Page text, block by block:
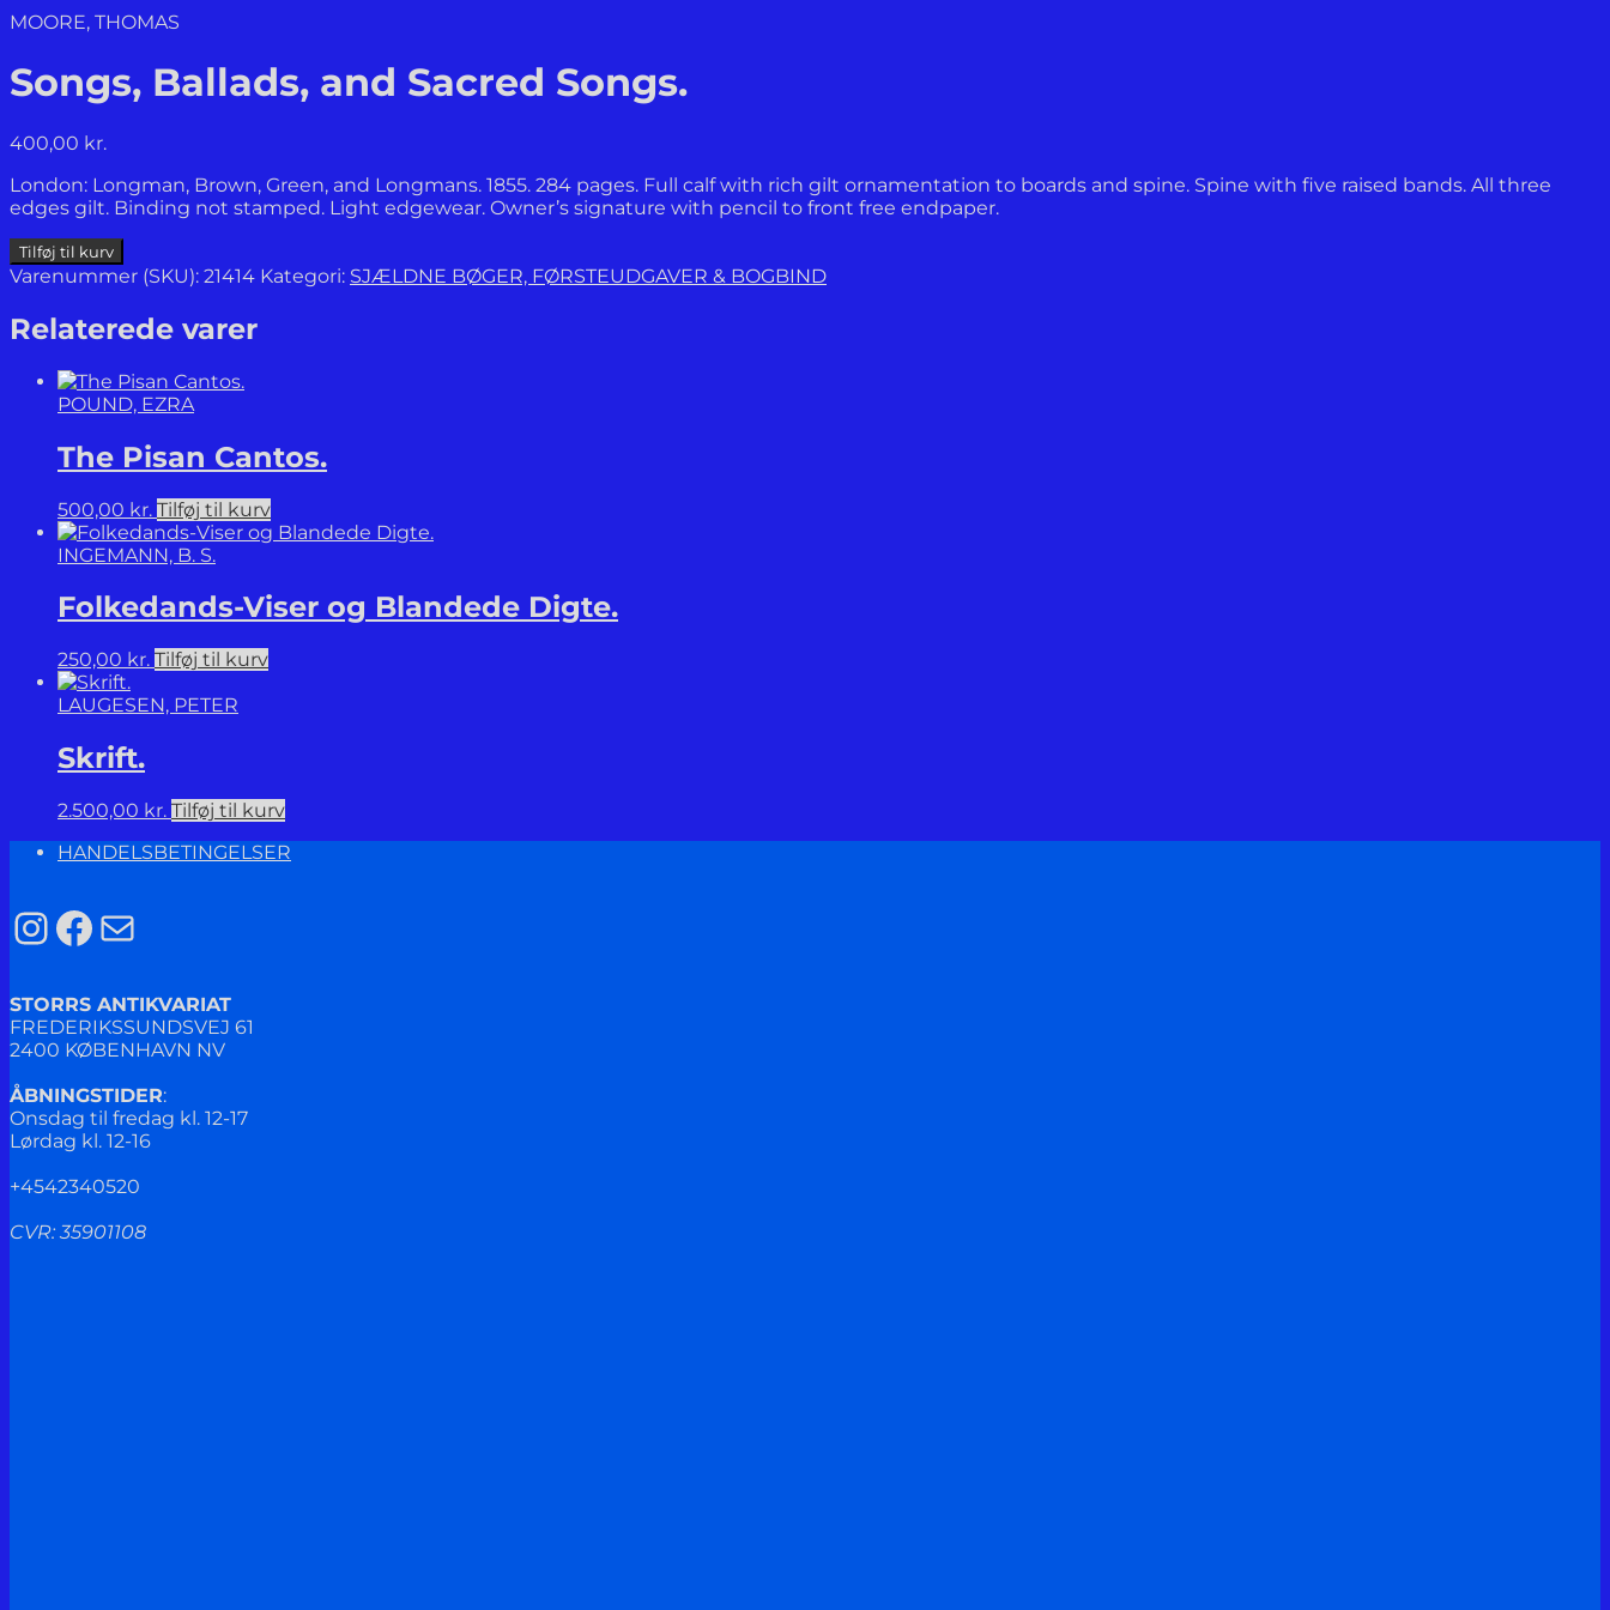
MOORE, THOMAS
Songs, Ballads, and Sacred Songs.
400,00 kr.
London: Longman, Brown, Green, and Longmans. 1855. 284 pages. Full calf with rich gilt ornamentation to boards and spine. Spine with five raised bands. All three
edges gilt. Binding not stamped. Light edgewear. Owner’s signature with pencil to front free endpaper.
Songs,
Ballads,
Sacred
Songs.
Tilføj til kurv
Varenummer (SKU): 21414 Kategori: SJÆLDNE BØGER, FØRSTEUDGAVER & BOGBIND
Relaterede varer
POUND, EZRA
The Pisan Cantos.
500,00 kr. Tilføj til kurv
INGEMANN, B. S.
Folkedands-Viser og Blandede Digte.
250,00 kr. Tilføj til kurv
LAUGESEN, PETER
Skrift.
2.500,00 kr. Tilføj til kurv
HANDELSBETINGELSER
Instagram
Facebook
Mail
STORRS ANTIKVARIAT
FREDERIKSSUNDSVEJ 61
2400 KØBENHAVN NV
ÅBNINGSTIDER:
Onsdag til fredag kl. 12-17
Lørdag kl. 12-16
+4542340520
CVR: 35901108